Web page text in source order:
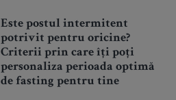
Este postul intermitent
potrivit pentru oricine?
Criterii prin care îți poți
personaliza perioada optimă
de fasting pentru tine